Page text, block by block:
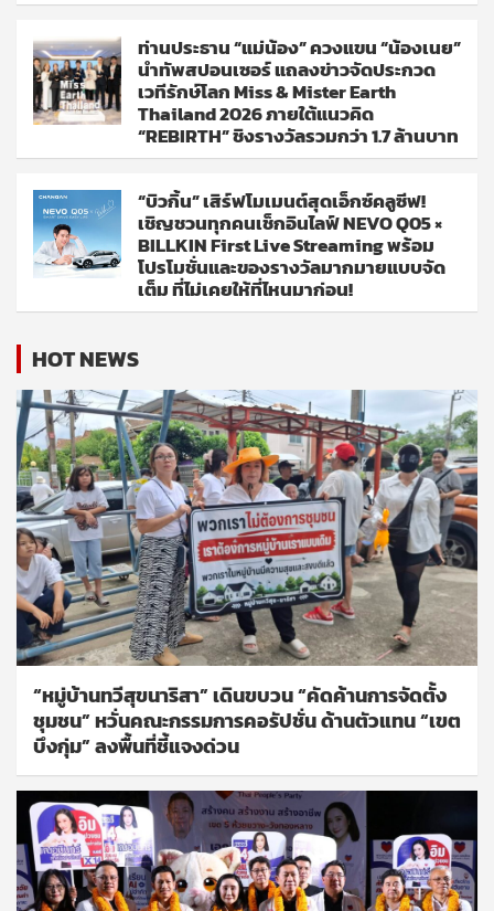
ท่านประธาน “แม่น้อง” ควงแขน “น้องเนย”
นำทัพสปอนเซอร์ แถลงข่าวจัดประกวด
เวทีรักษ์โลก Miss & Mister Earth
Thailand 2026 ภายใต้แนวคิด
“REBIRTH” ชิงรางวัลรวมกว่า 1.7 ล้านบาท
“บิวกิ้น” เสิร์ฟโมเมนต์สุดเอ็กซ์คลูซีฟ!
เชิญชวนทุกคนเช็กอินไลฟ์ NEVO Q05 ×
BILLKIN First Live Streaming พร้อม
โปรโมชั่นและของรางวัลมากมายแบบจัด
เต็ม ที่ไม่เคยให้ที่ไหนมาก่อน!
HOT NEWS
“หมู่บ้านทวีสุขนาริสา” เดินขบวน “คัดค้านการจัดตั้ง
ชุมชน” หวั่นคณะกรรมการคอรัปชั่น ด้านตัวแทน “เขต
บึงกุ่ม” ลงพื้นที่ชี้แจงด่วน